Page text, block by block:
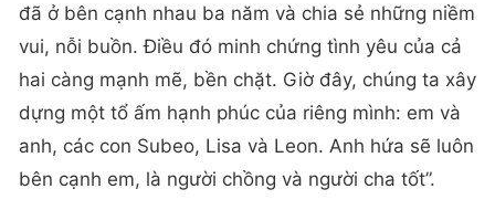
đã ở bên cạnh nhau ba năm và chia sẻ những niềm
vui, nỗi buồn. Điều đó minh chứng tình yêu của cả
hai càng mạnh mẽ, bền chặt. Giờ đây, chúng ta xây
dựng một tổ ấm hạnh phúc của riêng mình: em và
anh, các con Subeo, Lisa và Leon. Anh hứa sẽ luôn
bên cạnh em, là người chồng và người cha tốt”.